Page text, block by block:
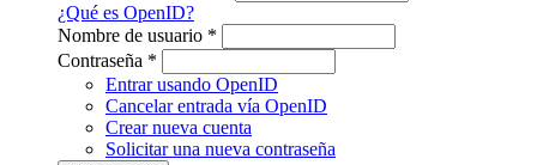
¿Qué es OpenID?
Nombre de usuario *
Contraseña *
Entrar usando OpenID
Cancelar entrada vía OpenID
Crear nueva cuenta
Solicitar una nueva contraseña